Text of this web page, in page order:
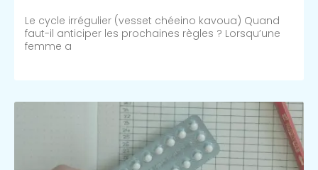
Le cycle irrégulier (vesset chéeino kavoua) Quand
faut-il anticiper les prochaines règles ? Lorsqu’une
femme a